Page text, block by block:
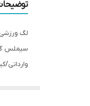
لگ ورزشی
سیملس
وارداتی/